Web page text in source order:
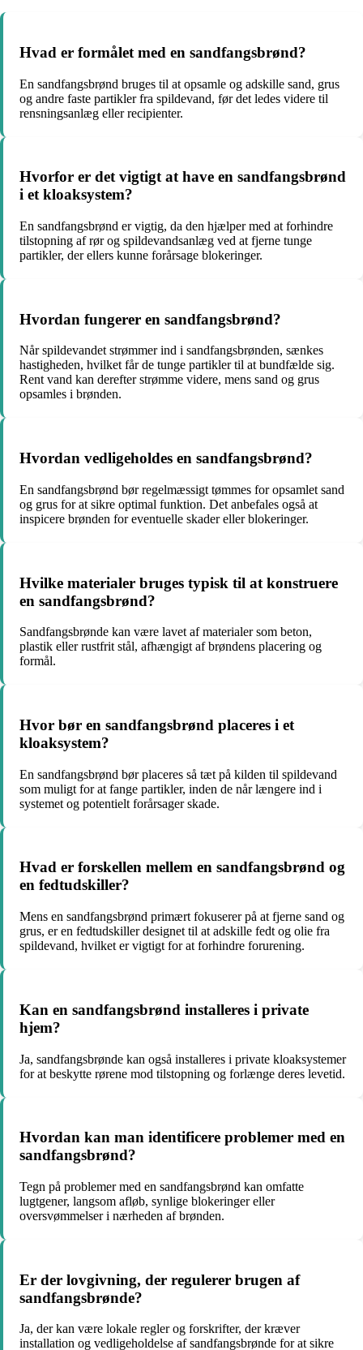
Hvad er formålet med en sandfangsbrønd?
En sandfangsbrønd bruges til at opsamle og adskille sand, grus
og andre faste partikler fra spildevand, før det ledes videre til
rensningsanlæg eller recipienter.
Hvorfor er det vigtigt at have en sandfangsbrønd
i et kloaksystem?
En sandfangsbrønd er vigtig, da den hjælper med at forhindre
tilstopning af rør og spildevandsanlæg ved at fjerne tunge
partikler, der ellers kunne forårsage blokeringer.
Hvordan fungerer en sandfangsbrønd?
Når spildevandet strømmer ind i sandfangsbrønden, sænkes
hastigheden, hvilket får de tunge partikler til at bundfælde sig.
Rent vand kan derefter strømme videre, mens sand og grus
opsamles i brønden.
Hvordan vedligeholdes en sandfangsbrønd?
En sandfangsbrønd bør regelmæssigt tømmes for opsamlet sand
og grus for at sikre optimal funktion. Det anbefales også at
inspicere brønden for eventuelle skader eller blokeringer.
Hvilke materialer bruges typisk til at konstruere
en sandfangsbrønd?
Sandfangsbrønde kan være lavet af materialer som beton,
plastik eller rustfrit stål, afhængigt af brøndens placering og
formål.
Hvor bør en sandfangsbrønd placeres i et
kloaksystem?
En sandfangsbrønd bør placeres så tæt på kilden til spildevand
som muligt for at fange partikler, inden de når længere ind i
systemet og potentielt forårsager skade.
Hvad er forskellen mellem en sandfangsbrønd og
en fedtudskiller?
Mens en sandfangsbrønd primært fokuserer på at fjerne sand og
grus, er en fedtudskiller designet til at adskille fedt og olie fra
spildevand, hvilket er vigtigt for at forhindre forurening.
Kan en sandfangsbrønd installeres i private
hjem?
Ja, sandfangsbrønde kan også installeres i private kloaksystemer
for at beskytte rørene mod tilstopning og forlænge deres levetid.
Hvordan kan man identificere problemer med en
sandfangsbrønd?
Tegn på problemer med en sandfangsbrønd kan omfatte
lugtgener, langsom afløb, synlige blokeringer eller
oversvømmelser i nærheden af brønden.
Er der lovgivning, der regulerer brugen af
sandfangsbrønde?
Ja, der kan være lokale regler og forskrifter, der kræver
installation og vedligeholdelse af sandfangsbrønde for at sikre